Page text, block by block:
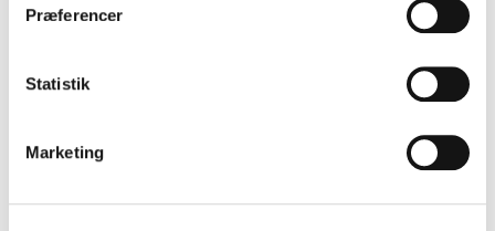
Præferencer
Statistik
Marketing
Sammen bidrager de til at løfte
begivenhed til at blive en meningsfuld og
værdiskabende oplevelse, hvor relationer får de
bedste forudsætninger for at opstå og udvikle sig.
Andre relevante anledninger